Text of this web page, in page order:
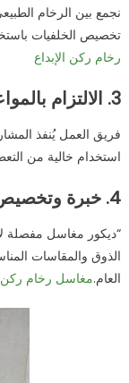
نجمع بين الرخام
تخصيص الخلفيات
رخام ركن الإبداع
3. الالتزام
فريق العمل يُنفذ
استخدام خالية من
4. خبرة
“ديكور مغاسل مفصلة
الذوق والمقاسات
العام.مغاسل رخام ركن